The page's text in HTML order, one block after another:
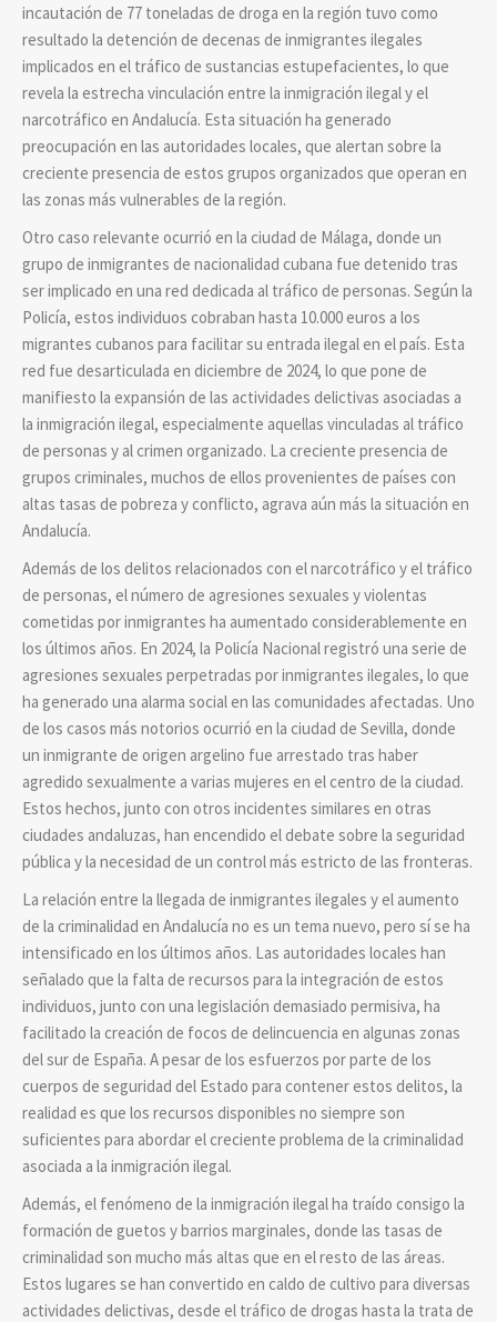
incautación de 77 toneladas de droga en la región tuvo como
resultado la detención de decenas de inmigrantes ilegales
implicados en el tráfico de sustancias estupefacientes, lo que
revela la estrecha vinculación entre la inmigración ilegal y el
narcotráfico en Andalucía. Esta situación ha generado
preocupación en las autoridades locales, que alertan sobre la
creciente presencia de estos grupos organizados que operan en
las zonas más vulnerables de la región.
Otro caso relevante ocurrió en la ciudad de Málaga, donde un
grupo de inmigrantes de nacionalidad cubana fue detenido tras
ser implicado en una red dedicada al tráfico de personas. Según la
Policía, estos individuos cobraban hasta 10.000 euros a los
migrantes cubanos para facilitar su entrada ilegal en el país. Esta
red fue desarticulada en diciembre de 2024, lo que pone de
manifiesto la expansión de las actividades delictivas asociadas a
la inmigración ilegal, especialmente aquellas vinculadas al tráfico
de personas y al crimen organizado. La creciente presencia de
grupos criminales, muchos de ellos provenientes de países con
altas tasas de pobreza y conflicto, agrava aún más la situación en
Andalucía.
Además de los delitos relacionados con el narcotráfico y el tráfico
de personas, el número de agresiones sexuales y violentas
cometidas por inmigrantes ha aumentado considerablemente en
los últimos años. En 2024, la Policía Nacional registró una serie de
agresiones sexuales perpetradas por inmigrantes ilegales, lo que
ha generado una alarma social en las comunidades afectadas. Uno
de los casos más notorios ocurrió en la ciudad de Sevilla, donde
un inmigrante de origen argelino fue arrestado tras haber
agredido sexualmente a varias mujeres en el centro de la ciudad.
Estos hechos, junto con otros incidentes similares en otras
ciudades andaluzas, han encendido el debate sobre la seguridad
pública y la necesidad de un control más estricto de las fronteras.
La relación entre la llegada de inmigrantes ilegales y el aumento
de la criminalidad en Andalucía no es un tema nuevo, pero sí se ha
intensificado en los últimos años. Las autoridades locales han
señalado que la falta de recursos para la integración de estos
individuos, junto con una legislación demasiado permisiva, ha
facilitado la creación de focos de delincuencia en algunas zonas
del sur de España. A pesar de los esfuerzos por parte de los
cuerpos de seguridad del Estado para contener estos delitos, la
realidad es que los recursos disponibles no siempre son
suficientes para abordar el creciente problema de la criminalidad
asociada a la inmigración ilegal.
Además, el fenómeno de la inmigración ilegal ha traído consigo la
formación de guetos y barrios marginales, donde las tasas de
criminalidad son mucho más altas que en el resto de las áreas.
Estos lugares se han convertido en caldo de cultivo para diversas
actividades delictivas, desde el tráfico de drogas hasta la trata de